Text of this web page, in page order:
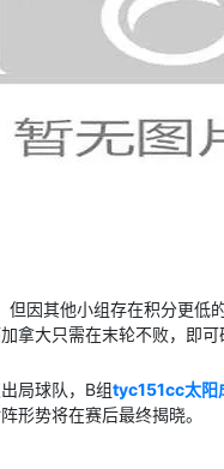
但因其他小组存在积分更低
拿大只需在末轮不败，即可
局球队，B组tyc151cc太阳
形势将在赛后最终揭晓。